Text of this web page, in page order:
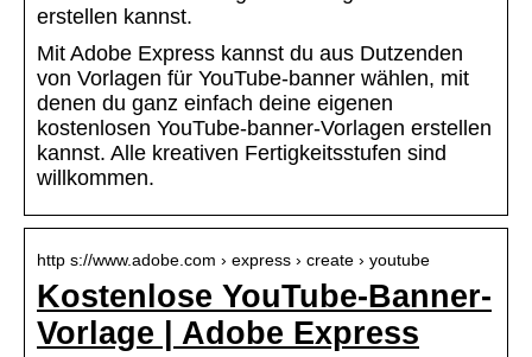
erstellen kannst.
Mit Adobe Express kannst du aus Dutzenden
von Vorlagen für YouTube-banner wählen, mit
denen du ganz einfach deine eigenen
kostenlosen YouTube-banner-Vorlagen erstellen
kannst. Alle kreativen Fertigkeitsstufen sind
willkommen.
http s://www.adobe.com › express › create › youtube
Kostenlose YouTube-Banner-
Vorlage | Adobe Express